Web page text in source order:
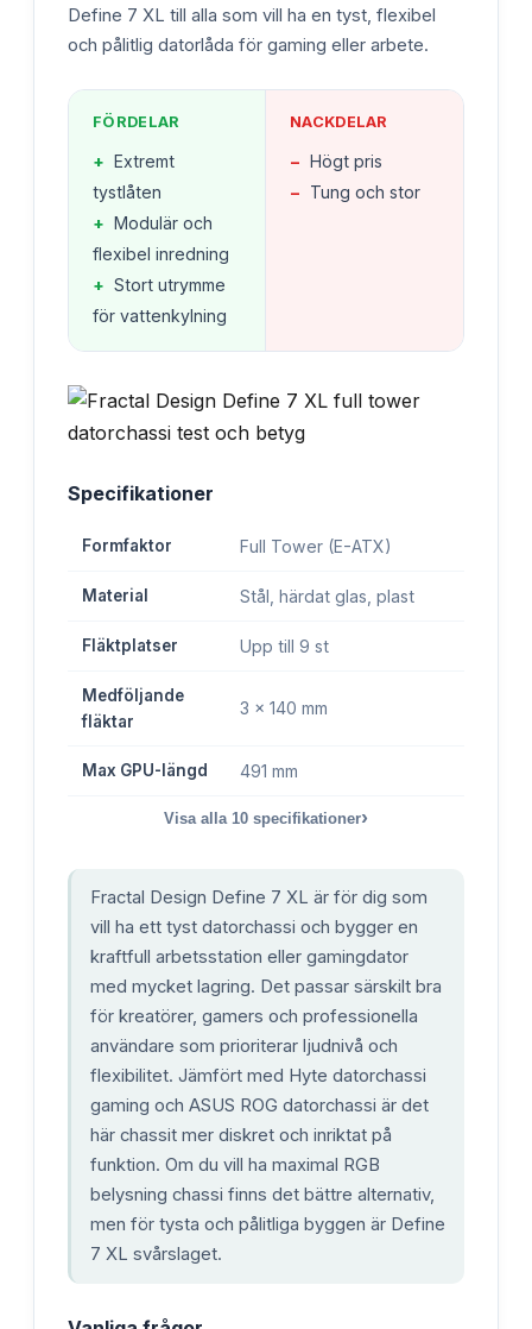
Define 7 XL till alla som vill ha en tyst, flexibel
och pålitlig datorlåda för gaming eller arbete.
FÖRDELAR
+ Extremt
tystlåten
+ Modulär och
flexibel inredning
+ Stort utrymme
för vattenkylning
NACKDELAR
− Högt pris
− Tung och stor
Specifikationer
Formfaktor Full Tower (E-ATX)
Material Stål, härdat glas, plast
Fläktplatser Upp till 9 st
Medföljande
fläktar
3 x 140 mm
Max GPU-längd 491 mm
Visa alla 10 specifikationer›
Fractal Design Define 7 XL är för dig som
vill ha ett tyst datorchassi och bygger en
kraftfull arbetsstation eller gamingdator
med mycket lagring. Det passar särskilt bra
för kreatörer, gamers och professionella
användare som prioriterar ljudnivå och
flexibilitet. Jämfört med Hyte datorchassi
gaming och ASUS ROG datorchassi är det
här chassit mer diskret och inriktat på
funktion. Om du vill ha maximal RGB
belysning chassi finns det bättre alternativ,
men för tysta och pålitliga byggen är Define
7 XL svårslaget.